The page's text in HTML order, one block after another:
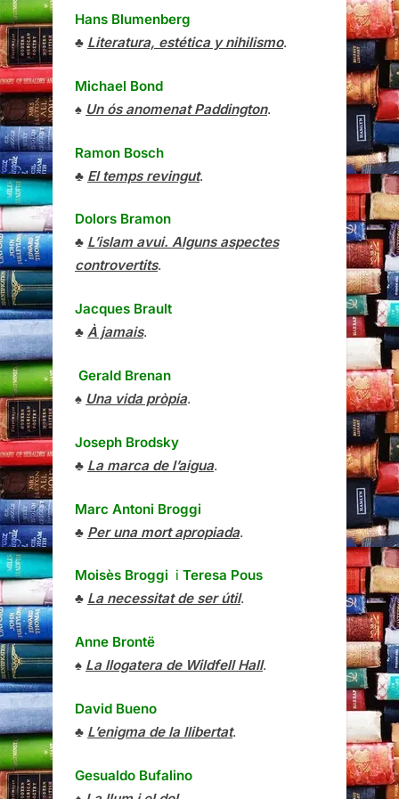
Hans Blumenberg
♣ Literatura, estética y nihilismo.
Michael Bond
♠ Un ós anomenat Paddington.
Ramon Bosch
♣ El temps revingut.
Dolors Bramon
♣ L’islam avui. Alguns aspectes
controvertits.
Jacques Brault
♣ À jamais.
Gerald Brenan
♠ Una vida pròpia.
Joseph Brodsky
♣ La marca de l’aigua.
Marc Antoni Broggi
♣ Per una mort apropiada.
Moisès Broggi i Teresa Pous
♣ La necessitat de ser útil.
Anne Brontë
♠ La llogatera de Wildfell Hall.
David Bueno
♣ L’enigma de la llibertat.
Gesualdo Bufalino